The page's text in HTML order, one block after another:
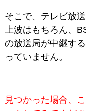
そこで、 テレビ放
上波はもちろん、
の放送局が中継す
っていません。
見つかった場合、